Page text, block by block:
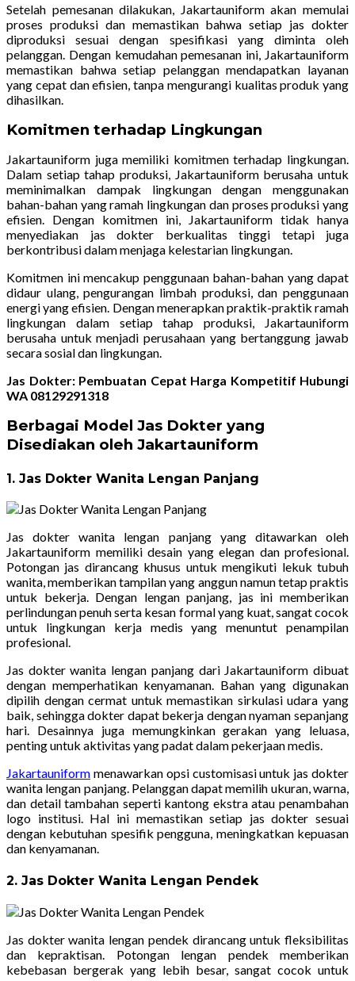
Setelah pemesanan dilakukan, Jakartauniform akan memulai
proses produksi dan memastikan bahwa setiap jas dokter
diproduksi sesuai dengan spesifikasi yang diminta oleh
pelanggan. Dengan kemudahan pemesanan ini, Jakartauniform
memastikan bahwa setiap pelanggan mendapatkan layanan
yang cepat dan efisien, tanpa mengurangi kualitas produk yang
dihasilkan.
Komitmen terhadap Lingkungan
Jakartauniform juga memiliki komitmen terhadap lingkungan.
Dalam setiap tahap produksi, Jakartauniform berusaha untuk
meminimalkan dampak lingkungan dengan menggunakan
bahan-bahan yang ramah lingkungan dan proses produksi yang
efisien. Dengan komitmen ini, Jakartauniform tidak hanya
menyediakan jas dokter berkualitas tinggi tetapi juga
berkontribusi dalam menjaga kelestarian lingkungan.
Komitmen ini mencakup penggunaan bahan-bahan yang dapat
didaur ulang, pengurangan limbah produksi, dan penggunaan
energi yang efisien. Dengan menerapkan praktik-praktik ramah
lingkungan dalam setiap tahap produksi, Jakartauniform
berusaha untuk menjadi perusahaan yang bertanggung jawab
secara sosial dan lingkungan.
Jas Dokter: Pembuatan Cepat Harga Kompetitif Hubungi
WA 08129291318
Berbagai Model Jas Dokter yang
Disediakan oleh Jakartauniform
1. Jas Dokter Wanita Lengan Panjang
Jas dokter wanita lengan panjang yang ditawarkan oleh
Jakartauniform memiliki desain yang elegan dan profesional.
Potongan jas dirancang khusus untuk mengikuti lekuk tubuh
wanita, memberikan tampilan yang anggun namun tetap praktis
untuk bekerja. Dengan lengan panjang, jas ini memberikan
perlindungan penuh serta kesan formal yang kuat, sangat cocok
untuk lingkungan kerja medis yang menuntut penampilan
profesional.
Jas dokter wanita lengan panjang dari Jakartauniform dibuat
dengan memperhatikan kenyamanan. Bahan yang digunakan
dipilih dengan cermat untuk memastikan sirkulasi udara yang
baik, sehingga dokter dapat bekerja dengan nyaman sepanjang
hari. Desainnya juga memungkinkan gerakan yang leluasa,
penting untuk aktivitas yang padat dalam pekerjaan medis.
Jakartauniform menawarkan opsi customisasi untuk jas dokter
wanita lengan panjang. Pelanggan dapat memilih ukuran, warna,
dan detail tambahan seperti kantong ekstra atau penambahan
logo institusi. Hal ini memastikan setiap jas dokter sesuai
dengan kebutuhan spesifik pengguna, meningkatkan kepuasan
dan kenyamanan.
2. Jas Dokter Wanita Lengan Pendek
Jas dokter wanita lengan pendek dirancang untuk fleksibilitas
dan kepraktisan. Potongan lengan pendek memberikan
kebebasan bergerak yang lebih besar, sangat cocok untuk